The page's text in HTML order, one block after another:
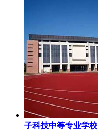
子科技中等专业学校